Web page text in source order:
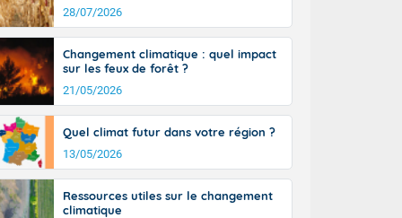
du
50-60 km/h
les
l'après-
général, 14
il fait
30 à 35
28/07/2026
Changement climatique : quel impact
sur les feux de forêt ?
21/05/2026
Quel climat futur dans votre région ?
13/05/2026
Ressources utiles sur le changement
climatique